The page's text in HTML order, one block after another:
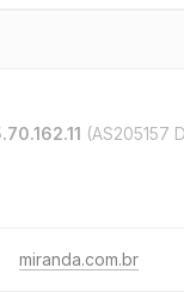
(AS205157
miranda.com.br